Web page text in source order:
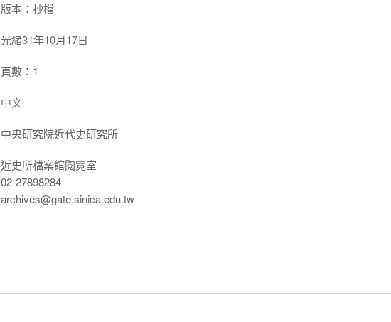
版本：抄檔
光緒31年10月17日
頁數：1
中文
中央研究院近代史研究所
近史所檔案館閱覽室
02-27898284
archives@gate.sinica.edu.tw